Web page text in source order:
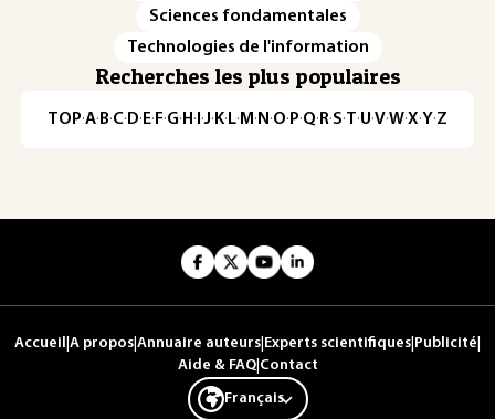
Sciences fondamentales
Technologies de l'information
Recherches les plus populaires
TOP·A·B·C·D·E·F·G·H·I·J·K·L·M·N·O·P·Q·R·S·T·U·V·W·X·Y·Z
Accueil A propos Annuaire auteurs Experts scientifiques Publicité
Aide & FAQ| Contact
Français